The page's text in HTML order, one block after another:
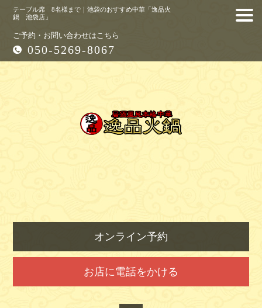
テーブル席 8名様まで｜池袋のおすすめ中華「逸品火
鍋 池袋店」
ご予約・お問い合わせはこちら
050-5269-8067
オンライン予約
お店に電話をかける